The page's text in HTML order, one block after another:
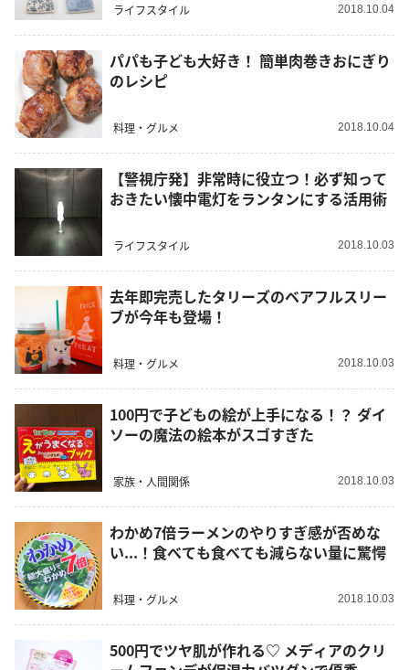
ライフスタイル 2018.10.04
パパも子ども大好き！ 簡単肉巻きおにぎり
のレシピ
料理・グルメ 2018.10.04
【警視庁発】非常時に役立つ！必ず知って
おきたい懐中電灯をランタンにする活用術
ライフスタイル 2018.10.03
去年即完売したタリーズのベアフルスリー
ブが今年も登場！
料理・グルメ 2018.10.03
100円で子どもの絵が上手になる！？ ダイ
ソーの魔法の絵本がスゴすぎた
家族・人間関係 2018.10.03
わかめ7倍ラーメンのやりすぎ感が否めな
い...！食べても食べても減らない量に驚愕
料理・グルメ 2018.10.03
500円でツヤ肌が作れる♡ メディアのクリ